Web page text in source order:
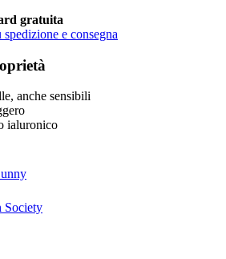
gratuita
e consegna
anche sensibili
ialuronico
Society